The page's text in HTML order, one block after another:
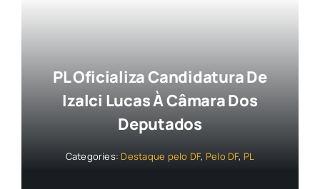
PL Oficializa Candidatura De
Izalci Lucas À Câmara Dos
Deputados
Categories: Destaque pelo DF, Pelo DF, PL